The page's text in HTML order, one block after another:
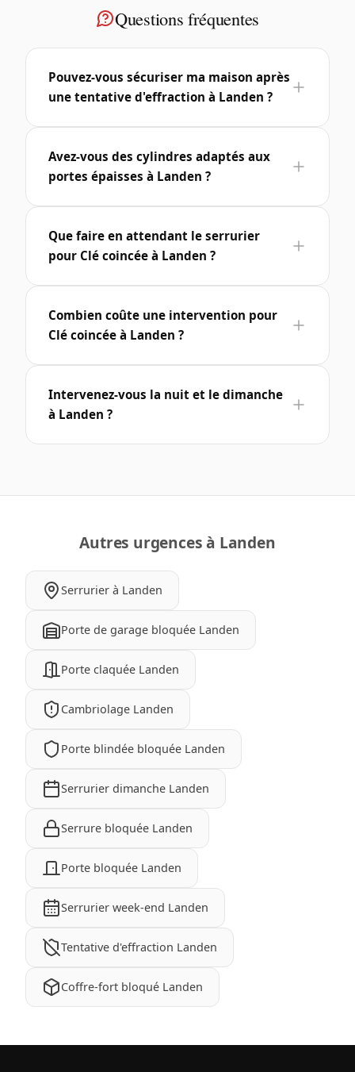
Questions fréquentes
Pouvez-vous sécuriser ma maison après
une tentative d'effraction à Landen ?
Avez-vous des cylindres adaptés aux
portes épaisses à Landen ?
Que faire en attendant le serrurier
pour Clé coincée à Landen ?
Combien coûte une intervention pour
Clé coincée à Landen ?
Intervenez-vous la nuit et le dimanche
à Landen ?
Autres urgences à Landen
Serrurier à Landen
Porte de garage bloquée Landen
Porte claquée Landen
Cambriolage Landen
Porte blindée bloquée Landen
Serrurier dimanche Landen
Serrure bloquée Landen
Porte bloquée Landen
Serrurier week-end Landen
Tentative d'effraction Landen
Coffre-fort bloqué Landen